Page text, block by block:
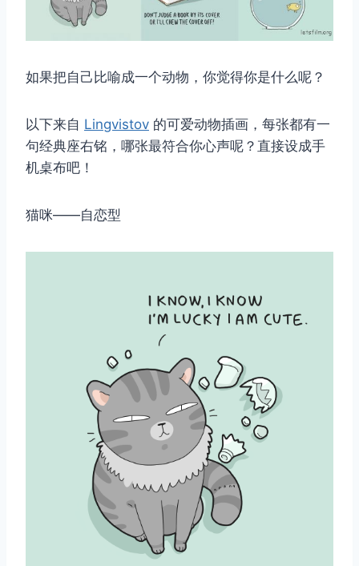
如果把自己比喻成一个动物，你觉得你是什么呢？
以下来自 Lingvistov 的可爱动物插画，每张都有一
句经典座右铭，哪张最符合你心声呢？直接设成手
机桌布吧！
猫咪——自恋型